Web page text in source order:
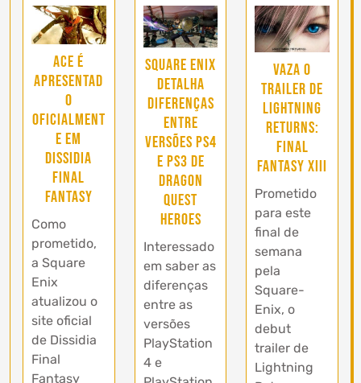
Ace é
apresentad
o
oficialment
e em
Dissidia
Final
Fantasy
Como
prometido,
a Square
Enix
atualizou o
site oficial
de Dissidia
Final
Fantasy
Square Enix
detalha
diferenças
entre
versões PS4
e PS3 de
Dragon
Quest
Heroes
Interessado
em saber as
diferenças
entre as
versões
PlayStation
4 e
Vaza o
trailer de
Lightning
Returns:
Final
Fantasy XIII
Prometido
para este
final de
semana
pela
Square-
Enix, o
debut
trailer de
Lightning